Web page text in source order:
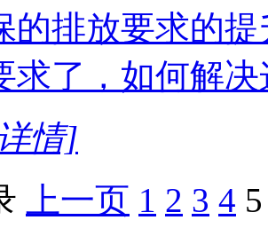
的排放要求的
求了，如何解
情]
上一页 1 2 3 4 5